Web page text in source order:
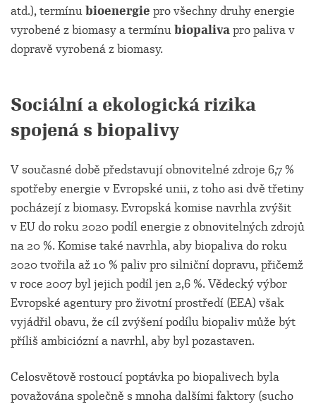
atd.), termínubioenergie pro všechny druhy energie
vyrobené z biomasy a termínubiopalivapro paliva v
dopravě vyrobená z biomasy.
Sociální a ekologická rizika
spojená s biopalivy
V současné době představují obnovitelné zdroje 6,7 %
spotřeby energie v Evropské unii, z toho asi dvě třetiny
pocházejí z biomasy. Evropská komise navrhla zvýšit
v EU do roku 2020 podíl energie z obnovitelných zdrojů
na 20 %. Komise také navrhla, aby biopaliva do roku
2020 tvořila až 10 % paliv pro silniční dopravu, přičemž
v roce 2007 byl jejich podíl jen 2,6 %. Vědecký výbor
Evropské agentury pro životní prostředí (EEA) však
vyjádřil obavu, že cíl zvýšení podílu biopaliv může být
příliš ambiciózní a navrhl, aby byl pozastaven.
Celosvětově rostoucí poptávka po biopalivech byla
považována společně s mnoha dalšími faktory (sucho